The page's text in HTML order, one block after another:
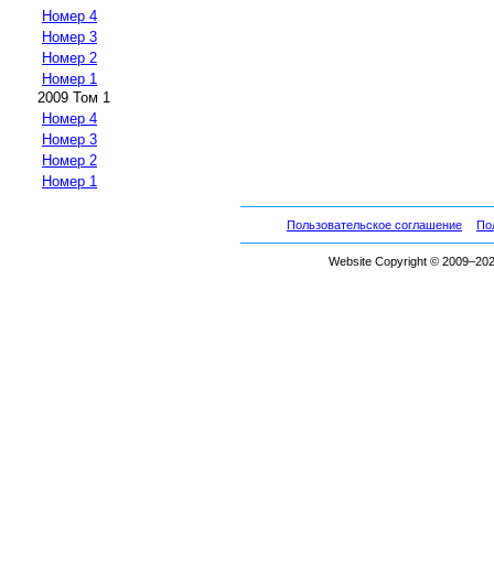
Номер 4
Номер 3
Номер 2
Номер 1
2009 Том 1
Номер 4
Номер 3
Номер 2
Номер 1
Пользовательское соглашение
Website Copyright ©